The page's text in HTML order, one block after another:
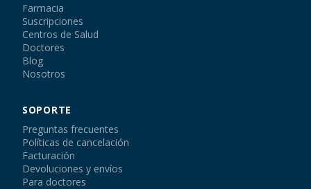
Farmacia
Suscripciones
Centros de Salud
Doctores
Blog
Nosotros
SOPORTE
Preguntas frecuentes
Políticas de cancelación
Facturación
Devoluciones y envíos
Para doctores